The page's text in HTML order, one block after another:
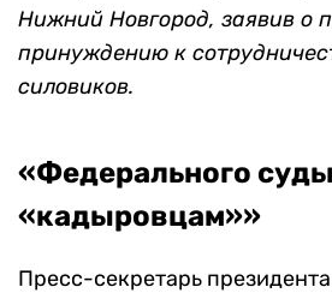
Нижний Новгород, заявив о
принуждению к
силовиков.
«Федерального
«кадыровцам»»
Пресс-секретарь